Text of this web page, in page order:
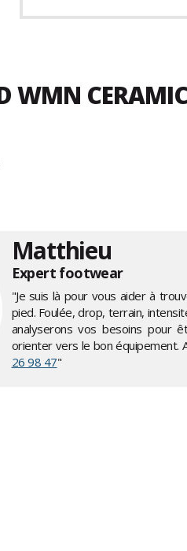
WMN
Matthieu
Expert footwear
"Je suis là pour vous aider à
pied. Foulée, drop, terrain,
analyserons vos besoins pour
orienter vers le bon équipement.
26 98 47"